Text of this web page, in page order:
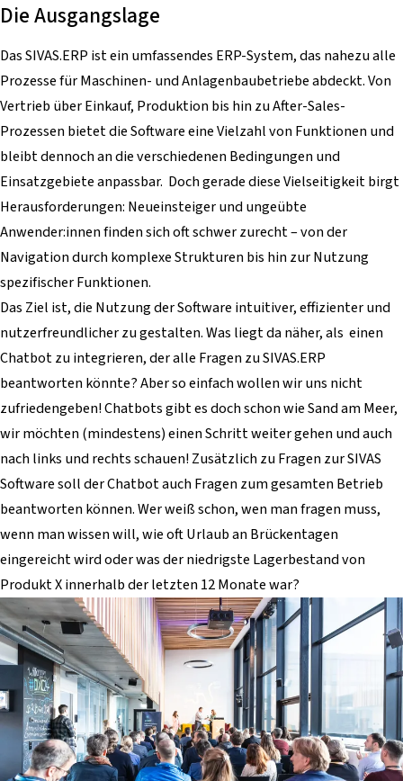
Die Ausgangslage
Das SIVAS.ERP ist ein umfassendes ERP-System, das nahezu alle
Prozesse für Maschinen- und Anlagenbaubetriebe abdeckt. Von
Vertrieb über Einkauf, Produktion bis hin zu After-Sales-
Prozessen bietet die Software eine Vielzahl von Funktionen und
bleibt dennoch an die verschiedenen Bedingungen und
Einsatzgebiete anpassbar. Doch gerade diese Vielseitigkeit birgt
Herausforderungen: Neueinsteiger und ungeübte
Anwender:innen finden sich oft schwer zurecht – von der
Navigation durch komplexe Strukturen bis hin zur Nutzung
spezifischer Funktionen.
Das Ziel ist, die Nutzung der Software intuitiver, effizienter und
nutzerfreundlicher zu gestalten. Was liegt da näher, als einen
Chatbot zu integrieren, der alle Fragen zu SIVAS.ERP
beantworten könnte? Aber so einfach wollen wir uns nicht
zufriedengeben! Chatbots gibt es doch schon wie Sand am Meer,
wir möchten (mindestens) einen Schritt weiter gehen und auch
nach links und rechts schauen! Zusätzlich zu Fragen zur SIVAS
Software soll der Chatbot auch Fragen zum gesamten Betrieb
beantworten können. Wer weiß schon, wen man fragen muss,
wenn man wissen will, wie oft Urlaub an Brückentagen
eingereicht wird oder was der niedrigste Lagerbestand von
Produkt X innerhalb der letzten 12 Monate war?